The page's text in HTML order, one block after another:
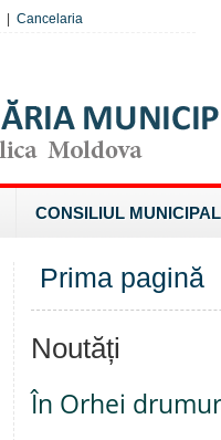
Cancelaria
CONSILIUL MUNICIPAL
Prima pagină
Noutăți
În Orhei